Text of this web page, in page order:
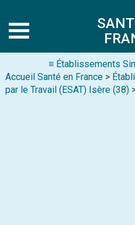
≡ Établissements
Accueil Santé en France >
par le Travail (ESAT) Isère (38)